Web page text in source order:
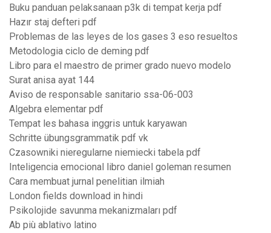
Buku panduan pelaksanaan p3k di tempat kerja pdf
Hazır staj defteri pdf
Problemas de las leyes de los gases 3 eso resueltos
Metodologia ciclo de deming pdf
Libro para el maestro de primer grado nuevo modelo
Surat anisa ayat 144
Aviso de responsable sanitario ssa-06-003
Algebra elementar pdf
Tempat les bahasa inggris untuk karyawan
Schritte übungsgrammatik pdf vk
Czasowniki nieregularne niemiecki tabela pdf
Inteligencia emocional libro daniel goleman resumen
Cara membuat jurnal penelitian ilmiah
London fields download in hindi
Psikolojide savunma mekanizmaları pdf
Ab più ablativo latino